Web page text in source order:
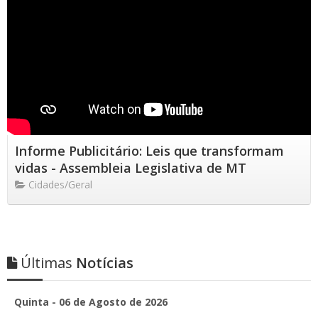
Informe Publicitário: Leis que transformam
vidas - Assembleia Legislativa de MT
Cidades/Geral
Últimas Notícias
Quinta - 06 de Agosto de 2026